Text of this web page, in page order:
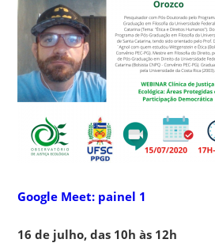
Google Meet: painel 1
16 de julho, das 10h às 12h